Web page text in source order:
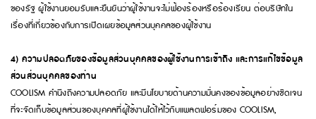
ของรัฐ ผู้ใช้งานยอมรับและยืนยันว่าผู้ใช้งานจะไม่ฟ้องร้องหรือร้องเรียน ต่อบริษัทใน
เรื่องที่เกี่ยวข้องกับการเปิดเผยข้อมูลส่วนบุคคลของผู้ใช้งาน
4) ความปลอดภัยของข้อมูลส่วนบุคคลของผู้ใช้งานการเข้าถึง และการแก้ไขข้อมูล
ส่วนส่วนบุคคลของท่าน
COOLISM คำนึงถึงความปลอดภัย และมีนโยบายด้านความมั่นคงของข้อมูลอย่างชัดเจน
ที่จะจัดเก็บข้อมูลส่วนของบุคคลที่ผู้ใช้งานได้ให้ไว้กับแพลตฟอร์มของ COOLISM,